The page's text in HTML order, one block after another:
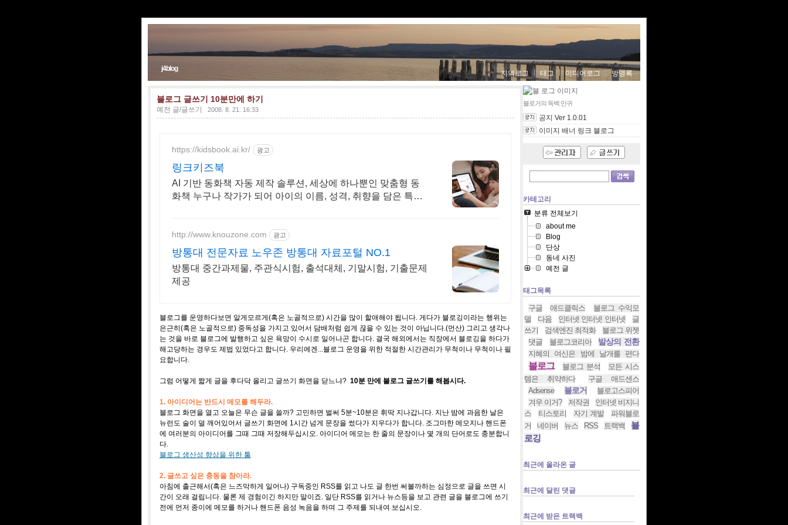
j4blog
지역로그 태그 미디어로그 방명록
블로그 글쓰기 10분만에 하기
예전 글/글쓰기 2008. 8. 21. 16:33
https://kidsbook.ai.kr/ 광고
링크키즈북
AI 기반 동화책 자동 제작 솔루션, 세상에 하나뿐인 맞춤형 동
화책 누구나 작가가 되어 아이의 이름, 성격, 취향을 담은 특별
http://www.knouzone.com 광고
방통대 전문자료 노우존 방통대 자료포털 NO.1
방통대 중간과제물, 주관식시험, 출석대체, 기말시험, 기출문제
제공
블로그를 운영하다보면 알게모르게(혹은 노골적으로) 시간을 많이 할애해야 됩니다. 게다가 블로깅이라는 행위는
은근히(혹은 노골적으로) 중독성을 가지고 있어서 담배처럼 쉽게 끊을 수 있는 것이 아닙니다.(먼산) 그리고 생각나
는 것을 바로 블로그에 발행하고 싶은 욕망이 수시로 일어나곤 합니다. 결국 해외에서는 직장에서 블로깅을 하다가
해고당하는 경우도 제법 있었다고 합니다. 우리에겐...블로그 운영을 위한 적절한 시간관리가 무척이나 무척이나 필
요합니다.
그럼 어떻게 짧게 글을 후다닥 올리고 글쓰기 화면을 닫느냐? 10분 만에 블로그 글쓰기를 해봅시다.
1. 아이디어는 반드시 메모를 해두라.
블로그 화면을 열고 오늘은 무슨 글을 쓸까? 고민하면 벌써 5분~10분은 휘딱 지나갑니다. 지난 밤에 과음한 날은
뉴런도 술이 덜 깨어있어서 글쓰기 화면에 1시간 넘게 문장을 썼다가 지우다가 합니다. 조그마한 메모지나 핸드폰
에 여러분의 아이디어를 그때 그때 저장해두십시오. 아이디어 메모는 한 줄의 문장이나 몇 개의 단어로도 충분합니
다.
블로그 생산성 향상을 위한 툴
2. 글쓰고 싶은 충동을 참아라.
아침에 출근해서(혹은 느즈막하게 일어나) 구독중인 RSS를 읽고 나도 글 한번 써볼까하는 심정으로 글을 쓰면 시
간이 오래 걸립니다. 물론 제 경험이긴 하지만 말이죠. 일단 RSS를 읽거나 뉴스등을 보고 관련 글을 블로그에 쓰기
전에 먼저 종이에 메모를 하거나 핸드폰 음성 녹음을 하며 그 주제를 되내여 보십시오.
블로거의 독백 만귀
공지 Ver 1.0.01
이미지 배너 링크 블로그
카테고리
분류 전체보기
about me
Blog
단상
동네 사진
예전 글
태그목록
구글 애드클릭스
블로그 수익모
델
다음 인터넷 인터넷 인터넷
글
쓰기
검색엔진 최적화
블로그 위젯
댓글
블로그코리아 발상의 전환
지혜의 여신은 밤에 날개를 편다
블로그 블로그 분석
모든 시스
템은 취약하다
구글 애드센스
Adsense
블로거
블로고스피어
겨우 이거?
저작권
인터넷 비지니
스
티스토리 자기 계발
파워블로
거
네이버 뉴스 RSS 트랙백
블
로깅
최근에 올라온 글
최근에 달린 댓글
최근에 받은 트랙백